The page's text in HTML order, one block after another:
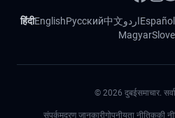
हिंदीEnglishРусский中文اردوEspañol
Magyar
© 2026 दुबईसमाचार.
संपर्कमुद्रण जानकारीगोपनीयता नीतिकुकी